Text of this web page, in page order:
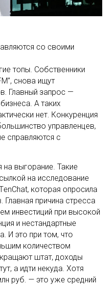
со своими
топы. Собственники
снова ищут
Главный запрос —
А таких
нет. Конкуренция
управленцев,
справляются с
выгорание. Такие
на исследование
которая опросила
причина стресса
инвестиций при высокой
и нестандартные
И это при том, что
количеством
штат, доходы
а идти некуда. Хотя
руб. — это уже средний